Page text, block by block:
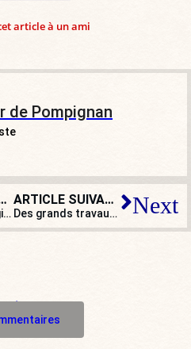
article à un ami
de Pompignan
[TRIBUNE] Aux origines du machin bruxellois
ARTICLE SUIVANT
Des grands travaux à la grande déconfiture : après le Louvre, la BnF ! Next